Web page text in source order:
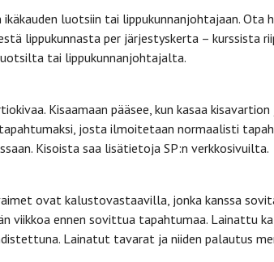
luotsiin tai lippukunnanjohtajaan. Ota
lippukunnasta per järjestyskerta – kurssista
tai lippukunnanjohtajalta.
Kisaamaan pääsee, kun kasaa
josta ilmoitetaan normaalisti
Kisoista saa lisätietoja SP:n verkkosivuilta.
ovat kalustovastaavilla, jonka kanssa
ennen sovittua tapahtumaa. Lainattu
Lainatut tavarat ja niiden palautus